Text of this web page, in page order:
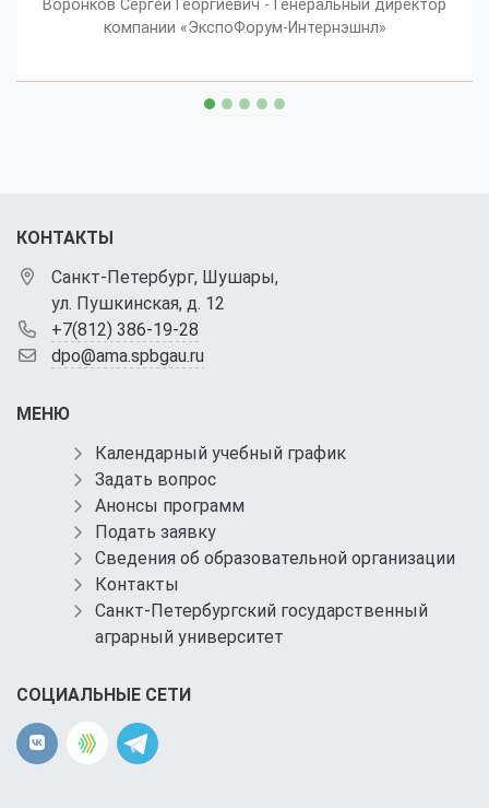
КОНТАКТЫ
Санкт-Петербург, Шушары,
ул. Пушкинская, д. 12
+7(812) 386-19-28
dpo@ama.spbgau.ru
МЕНЮ
Календарный учебный график
Задать вопрос
Анонсы программ
Подать заявку
Сведения об образовательной организации
Контакты
Санкт-Петербургский государственный
аграрный университет
СОЦИАЛЬНЫЕ СЕТИ